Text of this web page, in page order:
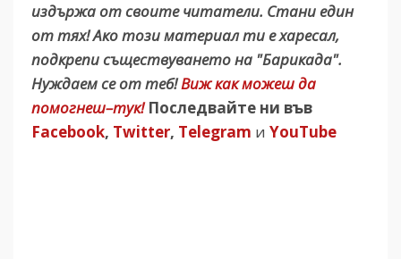
издържа от своите читатели. Стани един
от тях! Ако този материал ти е харесал,
подкрепи съществуването на "Барикада".
Нуждаем се от теб!Виж как можеш да
помогнеш–тук! Последвайте ни във
Facebook, Twitter, Telegram и YouTube